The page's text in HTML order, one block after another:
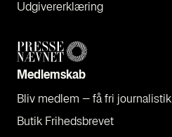
Udgi­ve­rer­klæ­ring
Med­lem­skab
Bliv med­lem – få fri jour­na­li­stik
Butik Fri­heds­bre­vet